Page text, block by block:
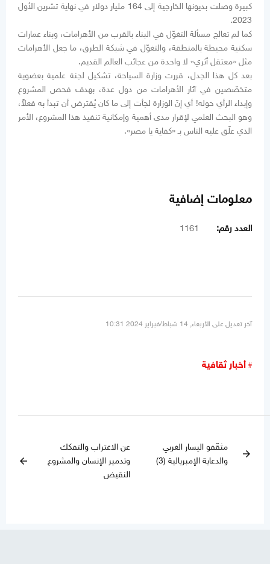
كبيرة وصلت بديونها الخارجية إلى 164 مليار دولار في نهاية تشرين الأول
2023.
كما لم تعالج مسألة التغوّل في البناء بالقرب من الأهرامات، وبناء عمارات
سكنية محيطة بالمنطقة، والتغوّل في شبكة الطرق، ما جعل الأهرامات
مثل «معتقل أثري» لا واحدة من عجائب العالم القديم.
بعد كل هذا الجدل، قررت وزارة السياحة، تشكيل لجنة علمية بعضوية
متخصّصين في آثار الأهرامات من دول عدة، بهدف فحص المشروع
وإبداء الرأي حوله! أي إنّ الوزارة لجأت إلى ما كان يُفترض أن تبدأ به فعلاً،
وهو البحث العلمي لإقرار مدى أهمية وإمكانية تنفيذ هذا المشروع، الأمر
الذي علّق عليه الناس بـ «كفاية يا مصر».
معلومات إضافية
العدد رقم: 1161
آخر تعديل على الأربعاء, 14 شباط/فبراير 2024 10:31
أخبار ثقافية
arrow_forward
مثقّفو اليسار الغربي
والدعاية الإمبريالية (3)
عن الاغتراب والتفكك
وتدمير الإنسان والمشروع
النقيض
arrow_back